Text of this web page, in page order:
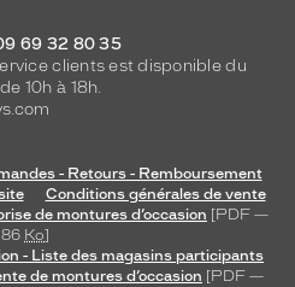
69 32 80 35
clients est disponible du
10h à 18h.
- Retours - Remboursement
Conditions générales de vente
de montures d’occasion [PDF —
86 Ko]
- Liste des magasins participants
de montures d’occasion [PDF —